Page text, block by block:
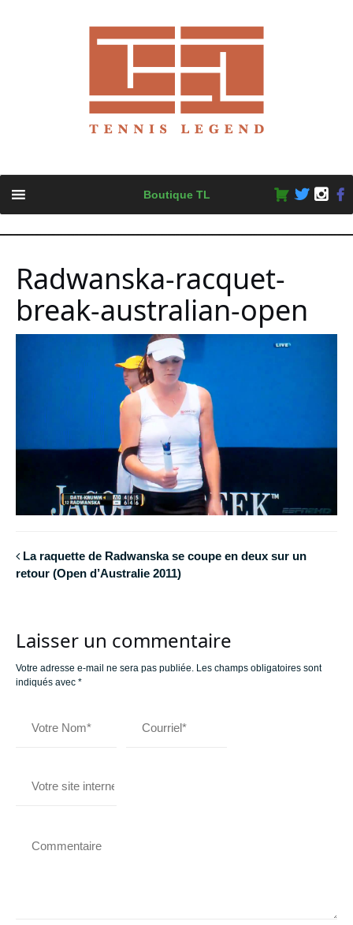
content
Boutique TL
Radwanska-racquet-
break-australian-open
La raquette de Radwanska se coupe en deux sur un
retour (Open d’Australie 2011)
Laisser un commentaire
Votre adresse e-mail ne sera pas publiée. Les champs obligatoires sont
indiqués avec *